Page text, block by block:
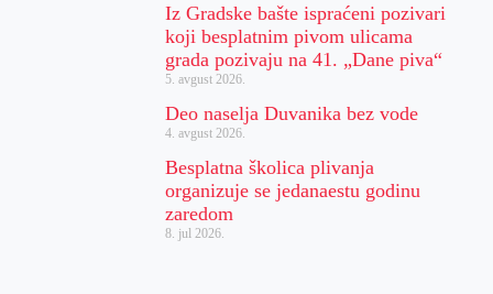
Iz Gradske bašte ispraćeni pozivari
koji besplatnim pivom ulicama
grada pozivaju na 41. „Dane piva“
5. avgust 2026.
Deo naselja Duvanika bez vode
4. avgust 2026.
Besplatna školica plivanja
organizuje se jedanaestu godinu
zaredom
8. jul 2026.